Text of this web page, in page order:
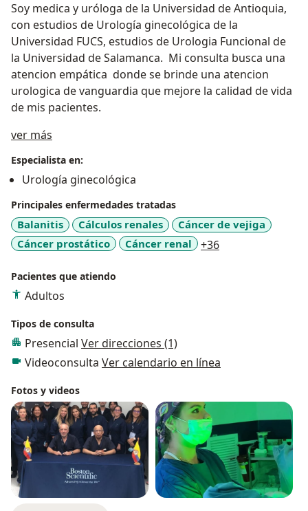
Soy medica y uróloga de la Universidad de Antioquia,
con estudios de Urología ginecológica de la
Universidad FUCS, estudios de Urologia Funcional de
la Universidad de Salamanca. Mi consulta busca una
atencion empática donde se brinde una atencion
urologica de vanguardia que mejore la calidad de vida
de mis pacientes.
ver más
Especialista en:
Urología ginecológica
Principales enfermedades tratadas
Balanitis Cálculos renales
Cáncer de vejiga
Cáncer prostático
Cáncer renal +36
Pacientes que atiendo
Adultos
Tipos de consulta
Presencial Ver direcciones (1)
Videoconsulta Ver calendario en línea
Fotos y videos